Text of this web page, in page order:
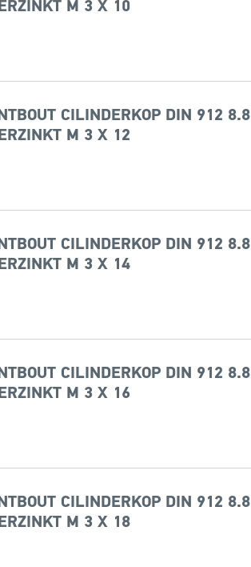
M 3 X 10
CILINDERKOP DIN 912 8.8
M 3 X 12
CILINDERKOP DIN 912 8.8
M 3 X 14
CILINDERKOP DIN 912 8.8
M 3 X 16
CILINDERKOP DIN 912 8.8
M 3 X 18